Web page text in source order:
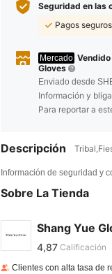
Seguridad en las
Pagos seguros
Mercado
Gloves
Enviado desde
Información y
Para reportar a
Descripción
Información de seguridad y
Sobre La Tienda
Shang Yue
4,87 Calificación
Clientes con alta tasa de